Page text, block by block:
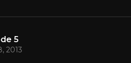
5
2013